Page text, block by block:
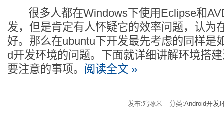
很多人都在Windows下使用Eclipse和
发，但是肯定有人怀疑它的效率问题，认为
好。那么在ubuntu下开发最先考虑的同样是
d开发环境的问题。下面就详细讲解环境搭
要注意的事项。 阅读全文 »
发布:鸡啄米 分类:Android开发